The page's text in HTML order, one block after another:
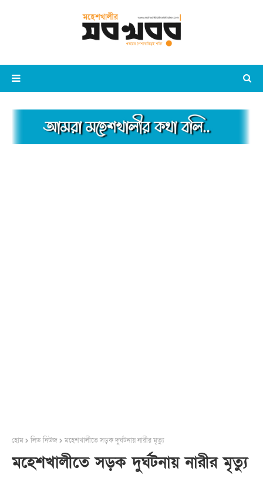
হোম লিড নিউজ মহেশখালীতে সড়ক দুর্ঘটনায় নারীর মৃত্যু
মহেশখালীতে সড়ক দুর্ঘটনায় নারীর মৃত্যু